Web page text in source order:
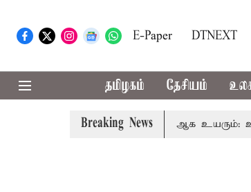
E-Paper DTNEXT
தமிழகம் தேசியம்
Breaking News
மக்களவை தொகுதிகள் 59 ஆக உயரும்: